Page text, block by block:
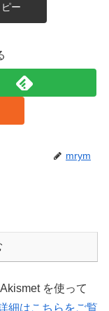
ピー
mrym
を使って
細はこちらをご覧